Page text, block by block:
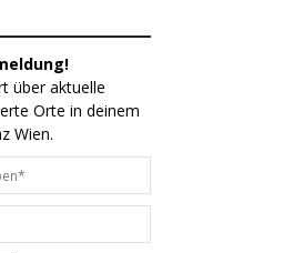
über aktuelle
Orte in deinem
Wien.